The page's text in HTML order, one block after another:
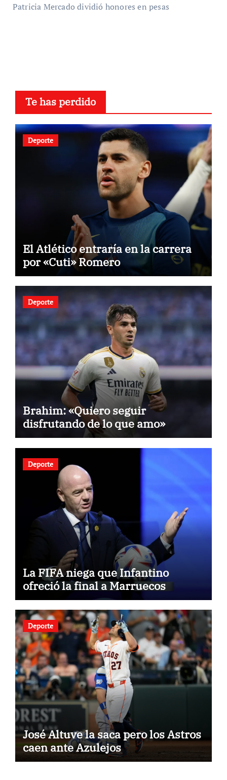
Patricia Mercado dividió honores en pesas
Te has perdido
Deporte
El Atlético entraría en la carrera
por «Cuti» Romero
Deporte
Brahim: «Quiero seguir
disfrutando de lo que amo»
Deporte
La FIFA niega que Infantino
ofreció la final a Marruecos
Deporte
José Altuve la saca pero los Astros
caen ante Azulejos